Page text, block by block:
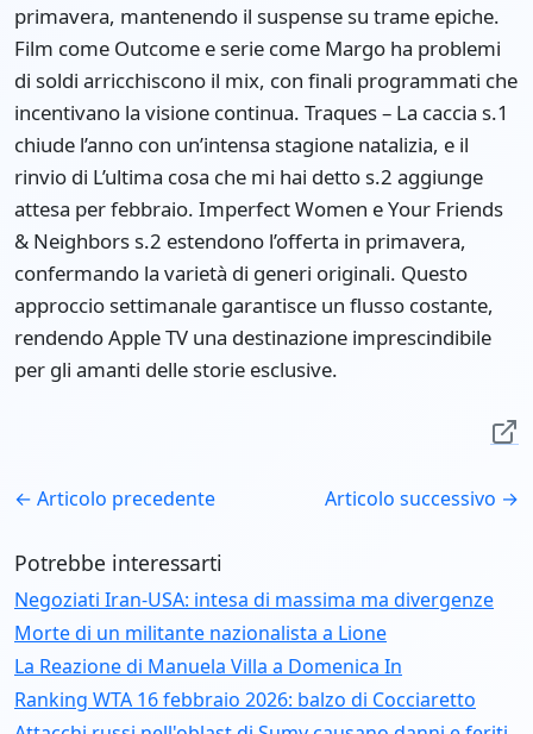
primavera, mantenendo il suspense su trame epiche.
Film come Outcome e serie come Margo ha problemi
di soldi arricchiscono il mix, con finali programmati che
incentivano la visione continua. Traques – La caccia s.1
chiude l’anno con un’intensa stagione natalizia, e il
rinvio di L’ultima cosa che mi hai detto s.2 aggiunge
attesa per febbraio. Imperfect Women e Your Friends
& Neighbors s.2 estendono l’offerta in primavera,
confermando la varietà di generi originali. Questo
approccio settimanale garantisce un flusso costante,
rendendo Apple TV una destinazione imprescindibile
per gli amanti delle storie esclusive.
← Articolo precedente Articolo successivo →
Potrebbe interessarti
Negoziati Iran-USA: intesa di massima ma divergenze
Morte di un militante nazionalista a Lione
La Reazione di Manuela Villa a Domenica In
Ranking WTA 16 febbraio 2026: balzo di Cocciaretto